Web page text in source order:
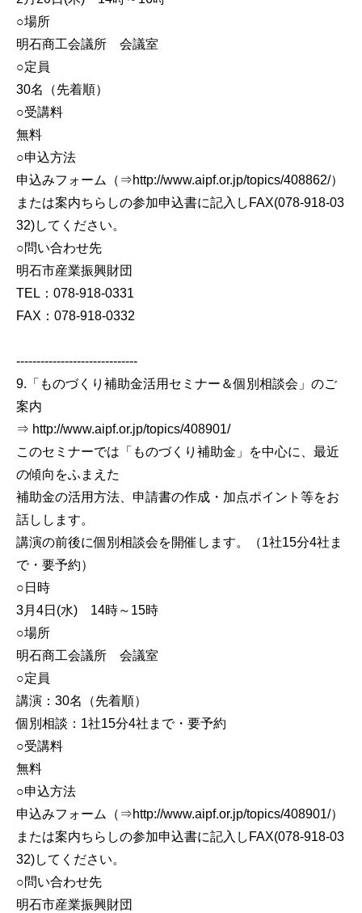
○場所
明石商工会議所 会議室
○定員
30名（先着順）
○受講料
無料
○申込方法
申込みフォーム（⇒http://www.aipf.or.jp/topics/408862/）
または案内ちらしの参加申込書に記入しFAX(078-918-03
32)してください。
○問い合わせ先
明石市産業振興財団
TEL：078-918-0331
FAX：078-918-0332
------------------------------
9.「ものづくり補助金活用セミナー＆個別相談会」のご
案内
⇒ http://www.aipf.or.jp/topics/408901/
このセミナーでは「ものづくり補助金」を中心に、最近
の傾向をふまえた
補助金の活用方法、申請書の作成・加点ポイント等をお
話しします。
講演の前後に個別相談会を開催します。（1社15分4社ま
で・要予約）
○日時
3月4日(水) 14時～15時
○場所
明石商工会議所 会議室
○定員
講演：30名（先着順）
個別相談：1社15分4社まで・要予約
○受講料
無料
○申込方法
申込みフォーム（⇒http://www.aipf.or.jp/topics/408901/）
または案内ちらしの参加申込書に記入しFAX(078-918-03
32)してください。
○問い合わせ先
明石市産業振興財団